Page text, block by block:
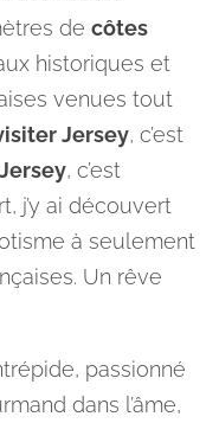
de côtes
historiques et
venues tout
Jersey, c’est
, c’est
j’y ai découvert
à seulement
Un rêve
passionné
dans l’âme,